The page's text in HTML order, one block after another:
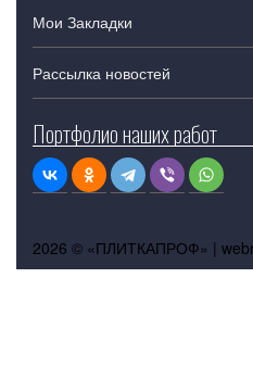
Мои Закладки
Рассылка новостей
Портфолио наших работ
2026 © «ПЛИТКАПРОФ» |